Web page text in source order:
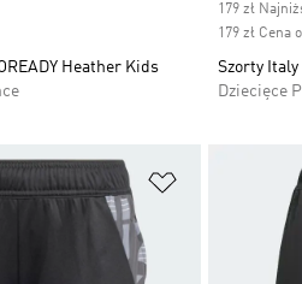
Heather Kids
179 zł
179 zł Cena
Szorty Italy
Dziecięce
Dodaj do listy